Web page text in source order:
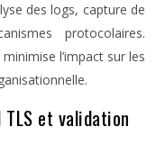
des logs, capture de
protocolaires.
l’impact sur les
et validation